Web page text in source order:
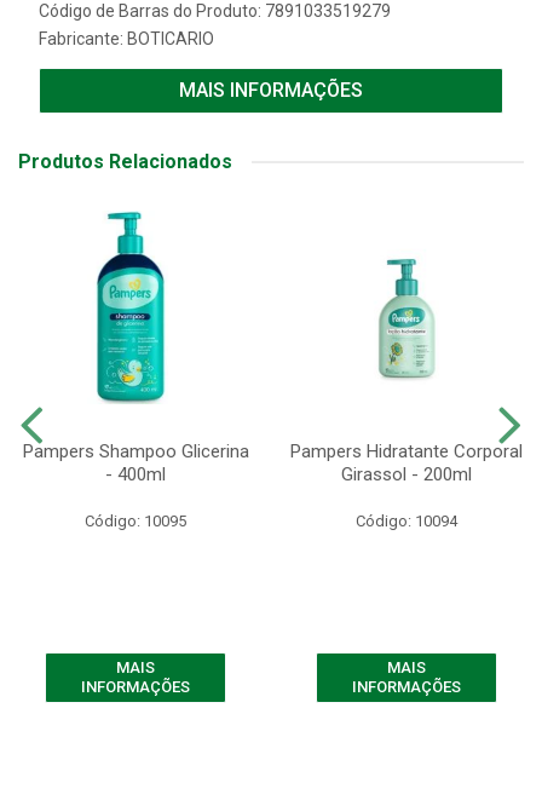
Código de Barras do Produto: 7891033519279
Fabricante: BOTICARIO
MAIS INFORMAÇÕES
Produtos Relacionados
Pampers Shampoo Glicerina
- 400ml
Código: 10095
MAIS
INFORMAÇÕES
Pampers Hidratante Corporal
Girassol - 200ml
Código: 10094
MAIS
INFORMAÇÕES